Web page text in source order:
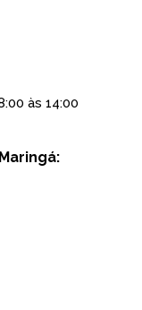
às 14:00